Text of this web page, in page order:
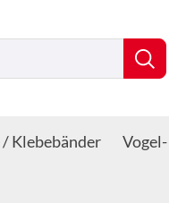
Klebebänder